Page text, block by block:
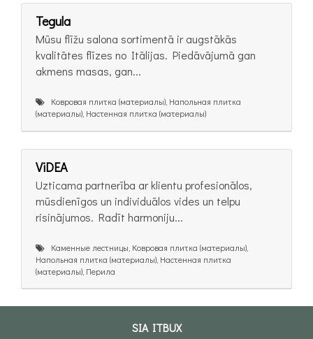
Tegula
Mūsu flīžu salona sortimentā ir augstākās
kvalitātes flīzes no Itālijas. Piedāvājumā gan
akmens masas, gan...
Ковровая плитка (материалы), Напольная плитка
(материалы), Настенная плитка (материалы)
ViDEA
Uzticama partnerība ar klientu profesionālos,
mūsdienīgos un individuālos vides un telpu
risinājumos. Radīt harmoniju...
Каменные лестницы, Ковровая плитка (материалы),
Напольная плитка (материалы), Настенная плитка
(материалы), Перила
SIA ITBUX